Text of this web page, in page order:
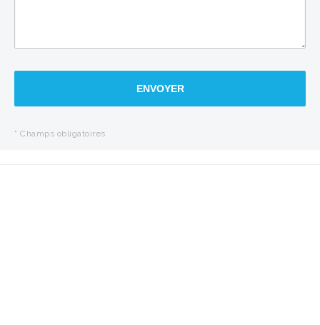
ENVOYER
* Champs obligatoires